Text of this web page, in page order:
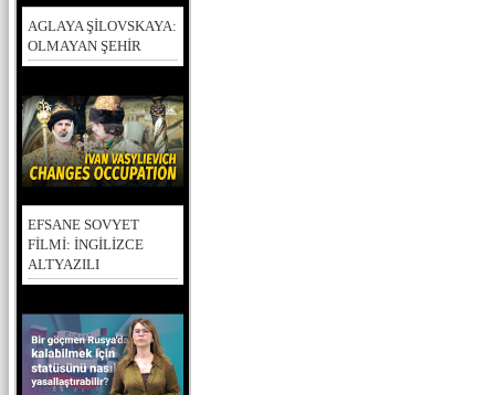
AGLAYA ŞİLOVSKAYA:
OLMAYAN ŞEHİR
EFSANE SOVYET
FİLMİ: İNGİLİZCE
ALTYAZILI